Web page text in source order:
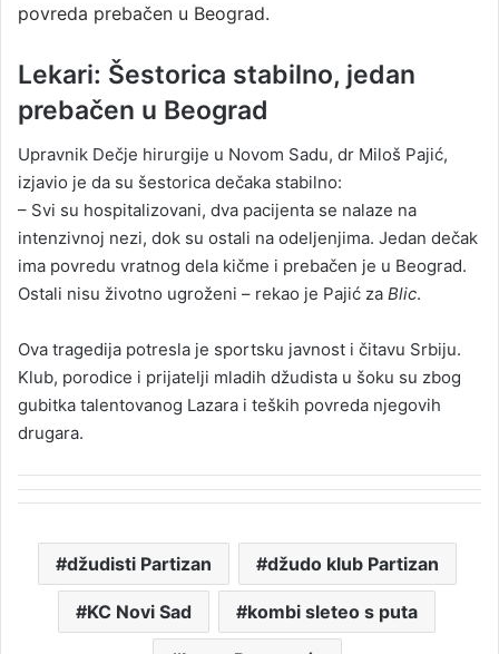
povreda prebačen u Beograd.
Lekari: Šestorica stabilno, jedan
prebačen u Beograd
Upravnik Dečje hirurgije u Novom Sadu, dr Miloš Pajić,
izjavio je da su šestorica dečaka stabilno:
– Svi su hospitalizovani, dva pacijenta se nalaze na
intenzivnoj nezi, dok su ostali na odeljenjima. Jedan dečak
ima povredu vratnog dela kičme i prebačen je u Beograd.
Ostali nisu životno ugroženi – rekao je Pajić za Blic.
Ova tragedija potresla je sportsku javnost i čitavu Srbiju.
Klub, porodice i prijatelji mladih džudista u šoku su zbog
gubitka talentovanog Lazara i teških povreda njegovih
drugara.
džudisti Partizan džudo klub Partizan
KC Novi Sad kombi sleteo s puta